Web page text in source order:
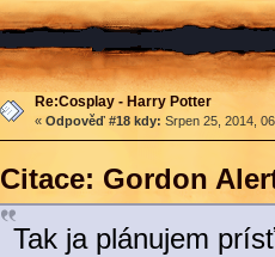
Re:Cosplay - Harry Potter
« Odpověď #18 kdy: Srpen 25, 2014,
Citace: Gordon
Tak ja plánujem